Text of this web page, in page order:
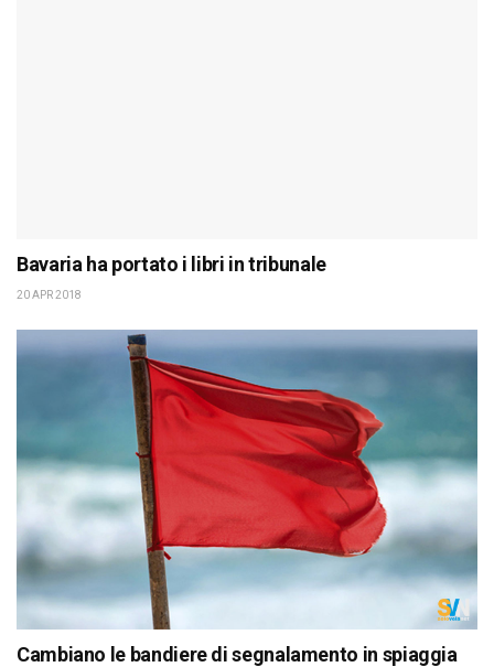
Bavaria ha portato i libri in tribunale
20 APR 2018
Cambiano le bandiere di segnalamento in spiaggia